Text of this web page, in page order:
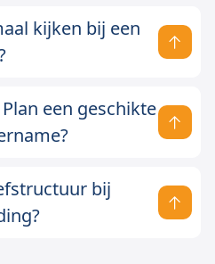
kijken bij een
een geschikte
bij